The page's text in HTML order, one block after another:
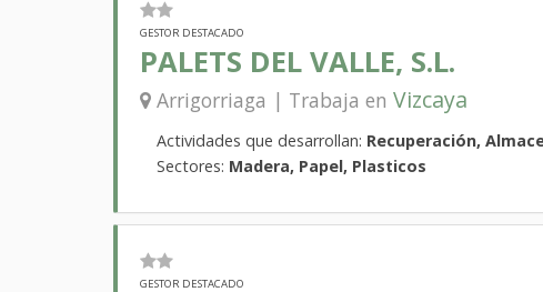
GESTOR DESTACADO
PALETS DEL VALLE, S.L.
Arrigorriaga | Trabaja en Vizcaya
Actividades que desarrollan: Recuperación,
Sectores: Madera, Papel, Plasticos
GESTOR DESTACADO